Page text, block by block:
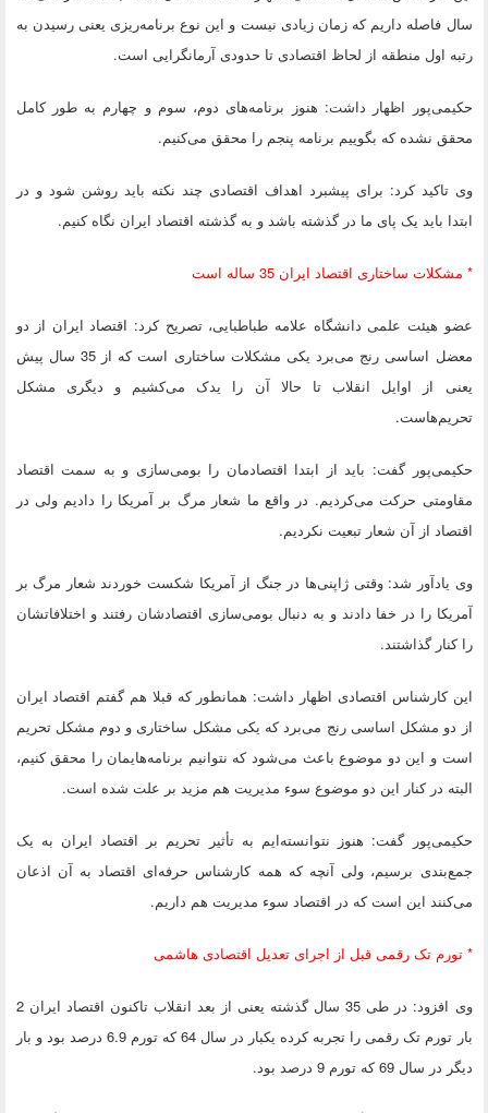
سال فاصله داریم که زمان زیادی نیست و این نوع برنامه‌ریزی یعنی رسیدن به
رتبه اول منطقه از لحاظ اقتصادی تا حدودی آرمانگرایی است.
حکیمی‌پور اظهار داشت: هنوز برنامه‌های دوم، سوم و چهارم به طور کامل
محقق نشده که بگوییم برنامه پنجم را محقق می‌کنیم.
وی تاکید کرد: برای پیشبرد اهداف اقتصادی چند نکته باید روشن شود و در
ابتدا باید یک پای ما در گذشته باشد و به گذشته اقتصاد ایران نگاه کنیم.
* مشکلات ساختاری اقتصاد ایران 35 ساله است
عضو هیئت علمی دانشگاه علامه طباطبایی، تصریح کرد: اقتصاد ایران از دو
معضل اساسی رنج می‌برد یکی مشکلات ساختاری است که از 35 سال پیش
یعنی از اوایل انقلاب تا حالا آن را یدک می‌کشیم و دیگری مشکل
تحریم‌هاست.
حکیمی‌پور گفت: باید از ابتدا اقتصادمان را بومی‌سازی و به سمت اقتصاد
مقاومتی حرکت می‌کردیم. در واقع ما شعار مرگ بر آمریکا را دادیم ولی در
اقتصاد از آن شعار تبعیت نکردیم.
وی یادآور شد: وقتی ژاپنی‌ها در جنگ از آمریکا شکست خوردند شعار مرگ بر
آمریکا را در خفا دادند و به دنبال بومی‌سازی اقتصادشان رفتند و اختلافاتشان
را کنار گذاشتند.
این کارشناس اقتصادی اظهار داشت: همانطور که قبلا هم گفتم اقتصاد ایران
از دو مشکل اساسی رنج می‌برد که یکی مشکل ساختاری و دوم مشکل تحریم
است و این دو موضوع باعث می‌شود که نتوانیم برنامه‌هایمان را محقق کنیم،
البته در کنار این دو موضوع سوء مدیریت هم مزید بر علت شده است.
حکیمی‌پور گفت: هنوز نتوانسته‌ایم به تأثیر تحریم بر اقتصاد ایران به یک
جمع‌بندی برسیم، ولی آنچه که همه کارشناس حرفه‌ای اقتصاد به آن اذعان
می‌کنند این است که در اقتصاد سوء مدیریت هم داریم.
* تورم تک رقمی قبل از اجرای تعدیل اقتصادی هاشمی
وی افزود: در طی 35 سال گذشته یعنی از بعد انقلاب تاکنون اقتصاد ایران 2
بار تورم تک رقمی را تجربه کرده یکبار در سال 64 که تورم 6.9 درصد بود و بار
دیگر در سال 69 که تورم 9 درصد بود.